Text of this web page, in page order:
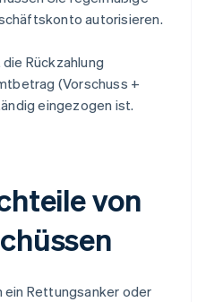
autorisieren.
Rückzahlung
(Vorschuss +
eingezogen ist.
von
ein Rettungsanker oder